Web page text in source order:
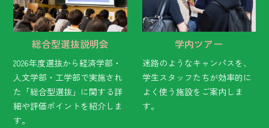
総合型選抜説明会
2026年度選抜から経済学部・
人文学部・工学部で実施され
た「総合型選抜」に関する詳
細や評価ポイントを紹介しま
す。
学内ツアー
迷路のようなキャンパスを、
学生スタッフたちが効率的に
よく使う施設をご案内しま
す。